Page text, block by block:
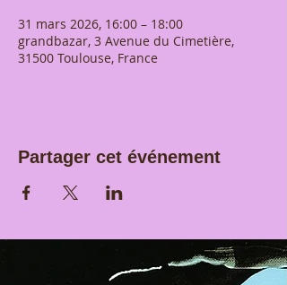
31 mars 2026, 16:00 – 18:00
grandbazar, 3 Avenue du Cimetière,
31500 Toulouse, France
Partager cet événement